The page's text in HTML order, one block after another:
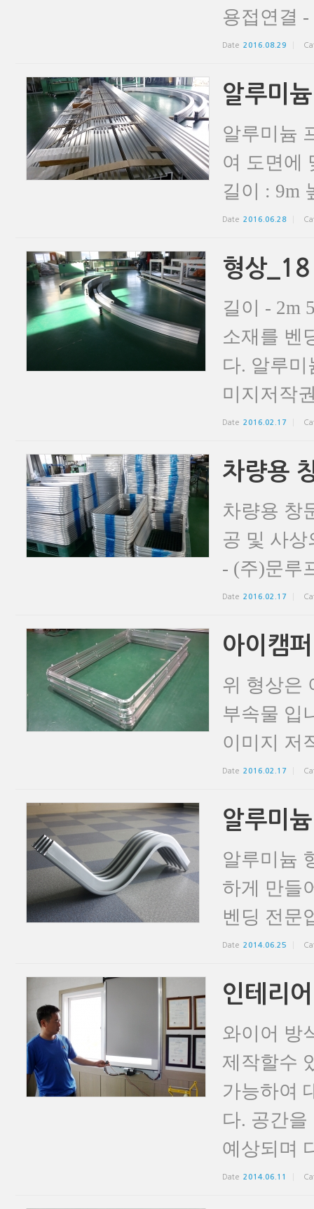
용접연결
Date 2016.08.29
알루미
알루미늄
여 도면에
길이 : 9m
Date 2016.06.28
형상_18
길이 - 2m
소재를 벤
다. 알루
미지저작
Date 2016.02.17
차량용
차량용 창
공 및 사
- (주)문루
Date 2016.02.17
아이캠
위 형상은
부속물 입
이미지 저
Date 2016.02.17
알루미
알루미늄
하게 만들
벤딩 전문
Date 2014.06.25
인테리
와이어 방
제작할수
가능하여
다. 공간
예상되며
Date 2014.06.11